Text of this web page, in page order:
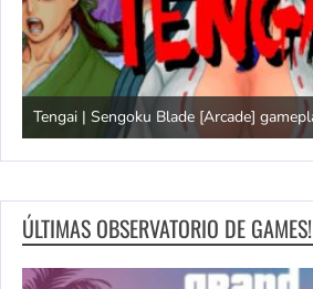
Domingão do Mega Drive
ÚLTIMAS OBSERVATORIO DE GAMES!